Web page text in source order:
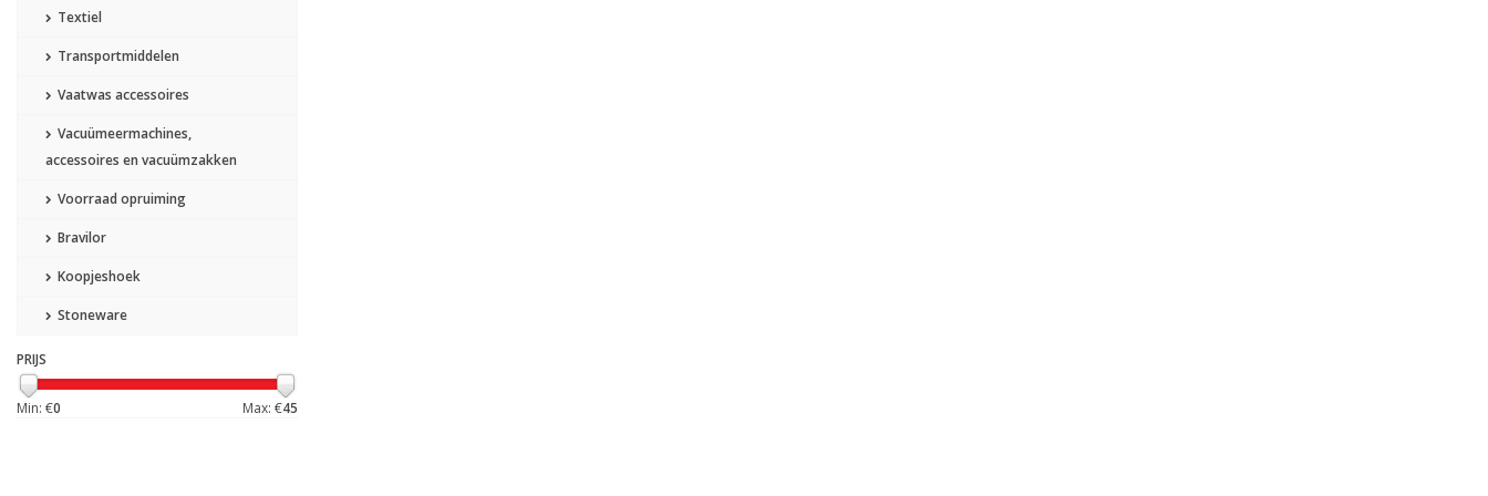
Textiel
Transportmiddelen
Vaatwas accessoires
Vacuümeermachines,
accessoires en vacuümzakken
Voorraad opruiming
Bravilor
Koopjeshoek
Stoneware
PRIJS
Min: €0 Max: €45